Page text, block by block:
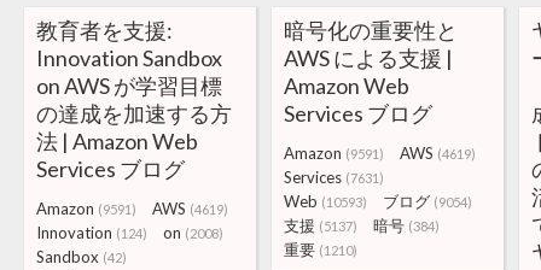
教育者を支援:
Innovation Sandbox
on AWS が学習目標
の達成を加速する方
法 | Amazon Web
Services ブログ
Amazon (9591) AWS (4619)
Innovation (124) on (2008)
Sandbox (42)
暗号化の重要性と
AWS による支援 |
Amazon Web
Services ブログ
Amazon (9591) AWS (4619)
Services (7631)
Web (10593) ブログ (9054)
支援 (5137) 暗号 (384)
重要 (1210)